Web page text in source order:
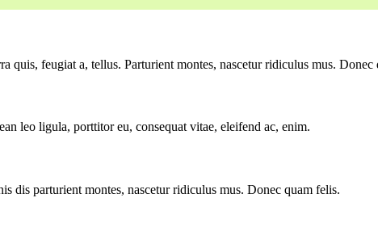
quis, feugiat a, tellus. Parturient montes, nascetur ridiculus mus. Donec
leo ligula, porttitor eu, consequat vitae, eleifend ac, enim.
dis parturient montes, nascetur ridiculus mus. Donec quam felis.